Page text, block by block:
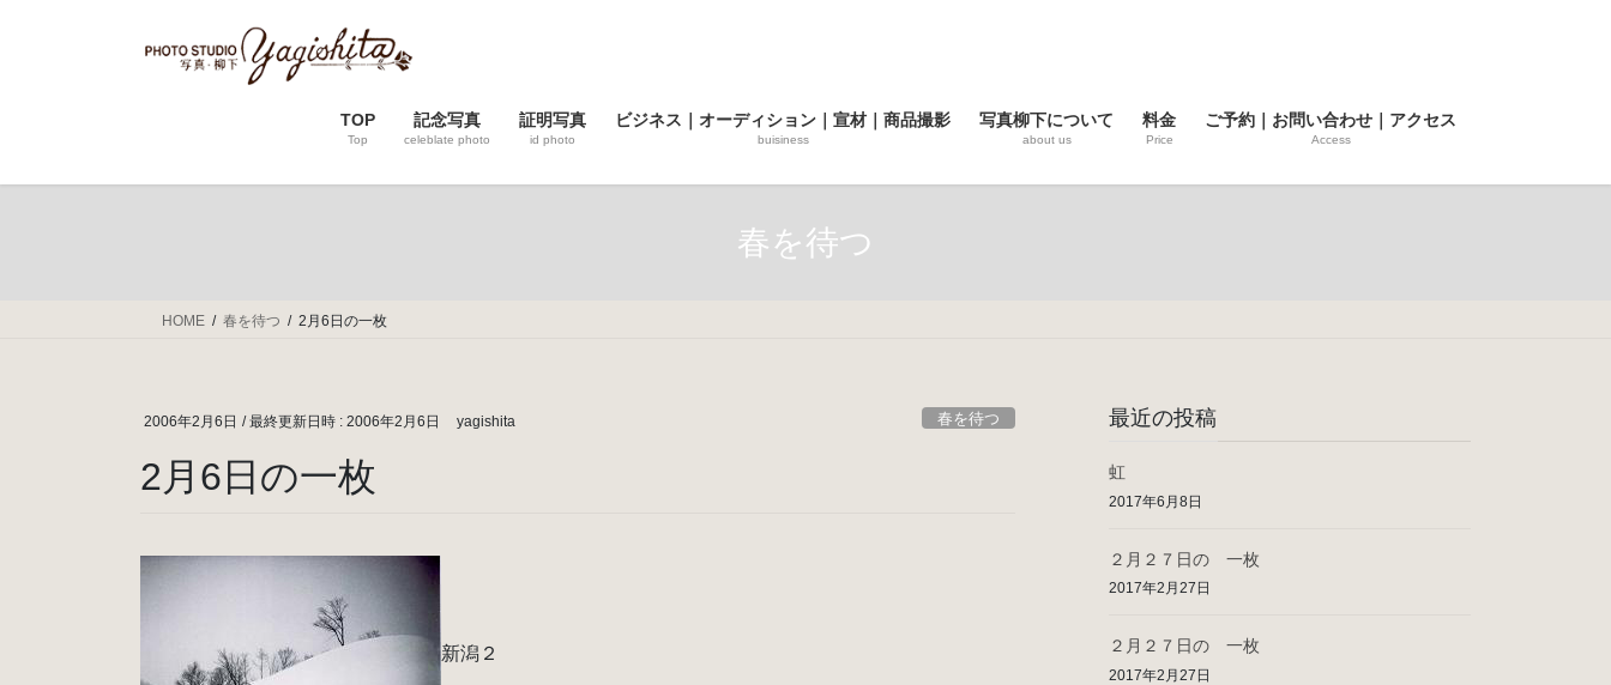
ス
ン
TOP
Top
記念写真
celeblate photo
証明写真
id photo
ビジネス｜オーディション｜宣材｜商品撮影
buisiness
写真柳下について
about us
料金
Price
ご予約｜お問い合わせ｜アクセス
Access
春を待つ
HOME 春を待つ 2月6日の一枚
2006年2月6日 / 最終更新日時 : 2006年2月6日 yagishita 春を待つ
2月6日の一枚
新潟２
最近の投稿
虹
2017年6月8日
２月２７日の 一枚
2017年2月27日
２月２７日の 一枚
2017年2月27日